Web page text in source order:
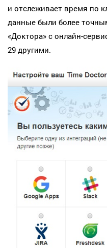
и отслеживает время по
данные были более
«Доктора» с онлайн-
29 другими.